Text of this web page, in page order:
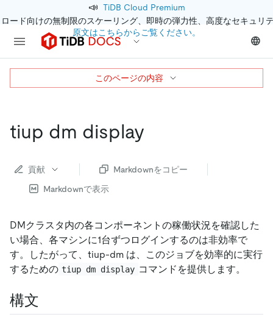
📣 TiDB Cloud Premium
ード向けの無制限のスケーリング、即時の弾力性、高度なセキュリ
原文はこちらからご覧ください。
tiup dm display
貢献
Markdownをコピー
Markdownで表示
DMクラスタ内の各コンポーネントの稼働状況を確認した
い場合、各マシンに1台ずつログインするのは非効率で
す。したがって、tiup-dm は、このジョブを効率的に実行
するための tiup dm display コマンドを提供します。
構文
このページの内容